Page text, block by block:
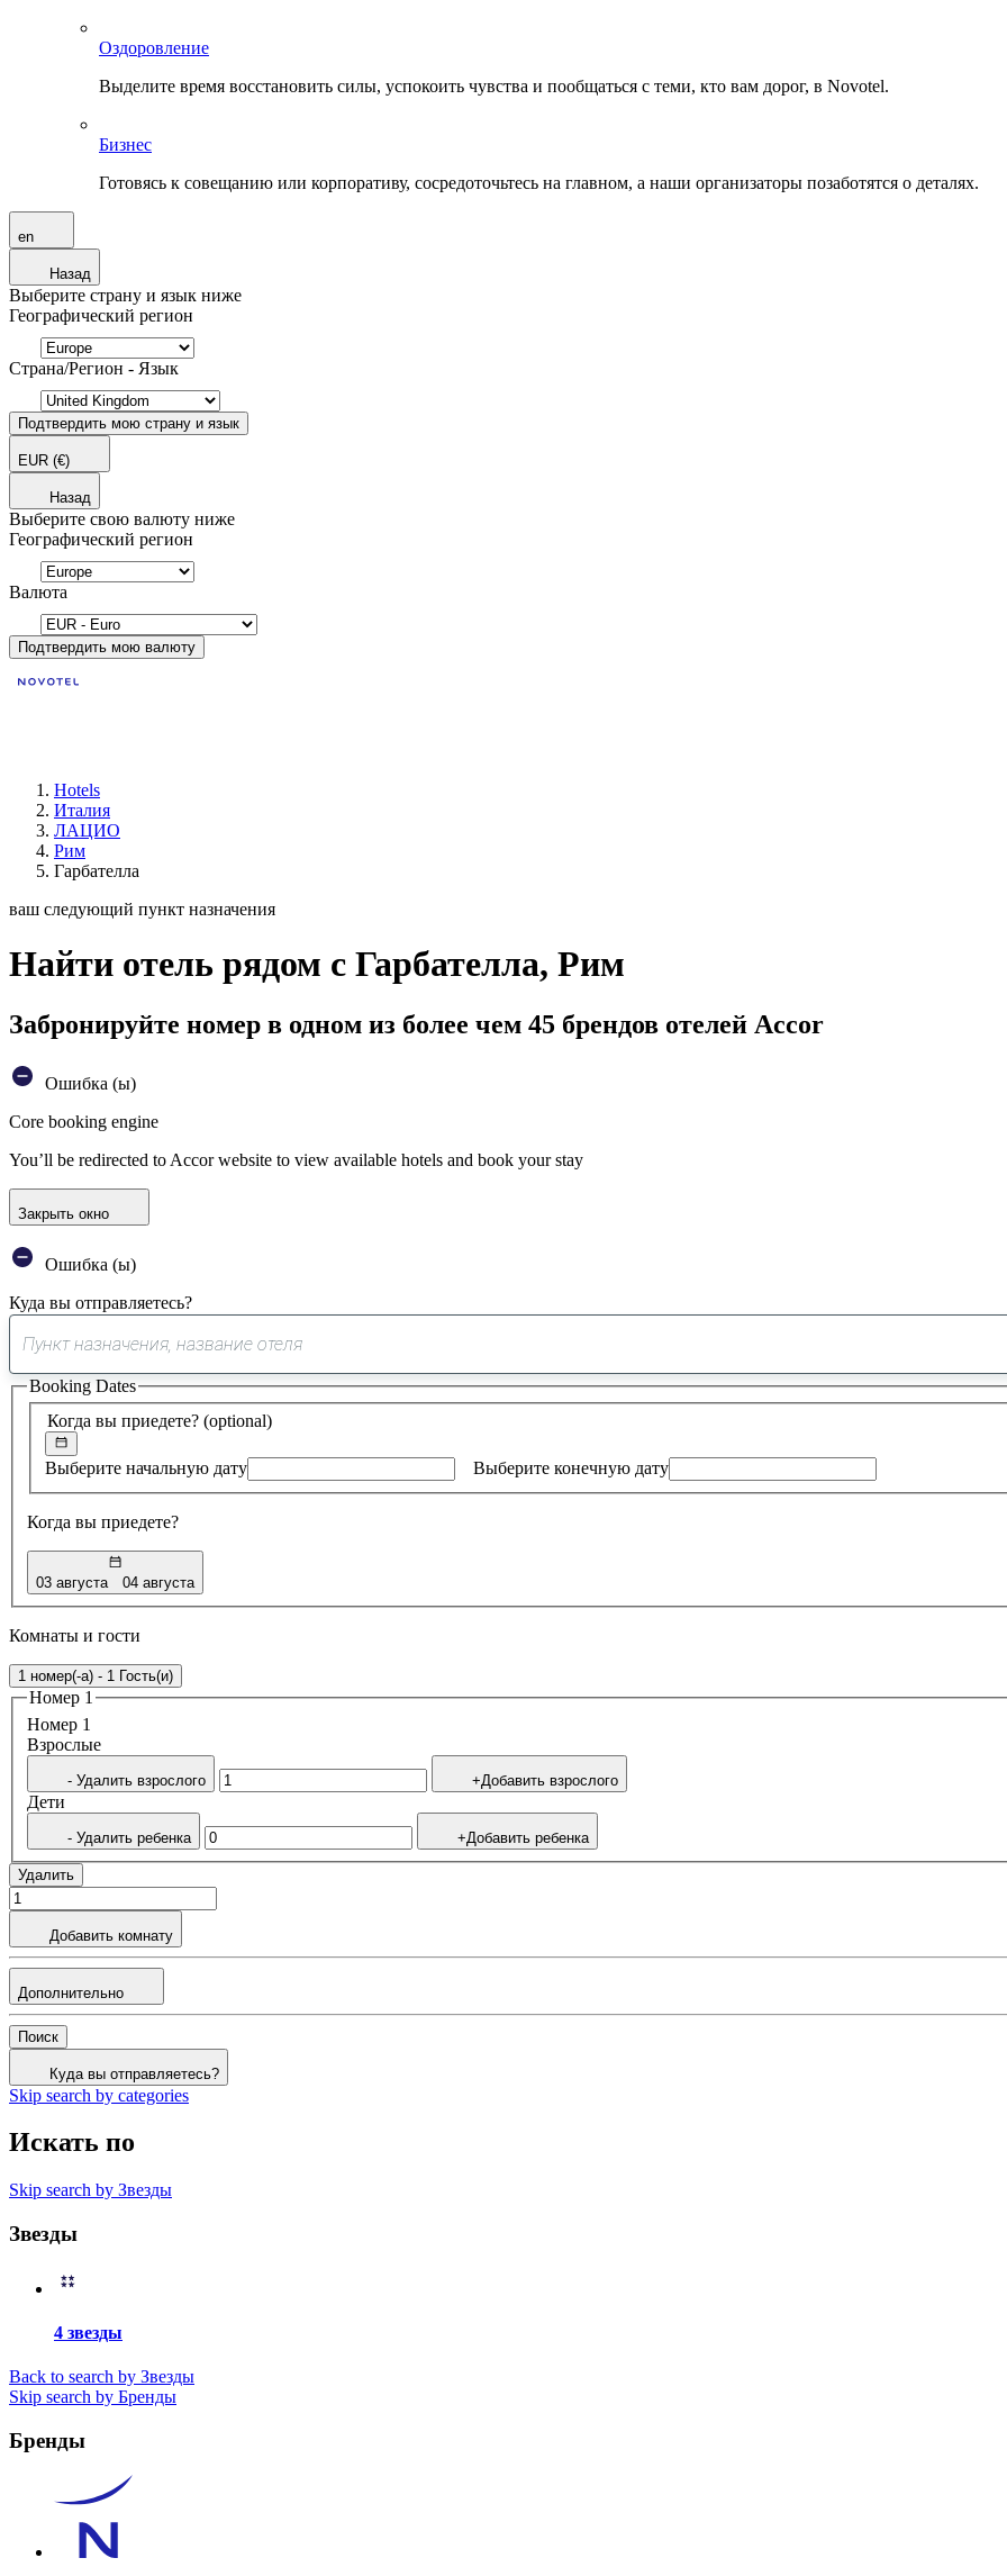
Оздоровление
Выделите время восстановить силы, успокоить чувства и пообщаться с теми, кто вам дорог, в Novotel.
Бизнес
Готовясь к совещанию или корпоративу, сосредоточьтесь на главном, а наши организаторы позаботятся о деталях.
en
Назад
Выберите страну и язык ниже
Географический регион
Страна/Регион - Язык
Подтвердить мою страну и язык
EUR (€)
Назад
Выберите свою валюту ниже
Географический регион
Валюта
Подтвердить мою валюту
Hotels
Италия
ЛАЦИО
Рим
Гарбателла
ваш следующий пункт назначения
Найти отель рядом с Гарбателла, Рим
Забронируйте номер в одном из более чем 45 брендов отелей Accor
Ошибка (ы)
Core booking engine
You’ll be redirected to Accor website to view available hotels and book your stay
Закрыть окно
Ошибка (ы)
Куда вы отправляетесь?
предложение
найдено
Когда вы приедете? (optional)
Выберите начальную дату Выберите конечную дату
Когда вы приедете?
03 августа 04 августа
Booking Dates
Комнаты и гости
1 номер(-а) - 1 Гость(и)
Номер 1
Номер 1
Bзрослые
- Удалить взрослого +Добавить взрослого
Дети
- Удалить ребенка +Добавить ребенка
Удалить
Добавить комнату
Дополнительно
Поиск
Куда вы отправляетесь?
Skip search by categories
Искать по
Skip search by Звезды
Звезды
4 звезды
Back to search by Звезды
Skip search by Бренды
Бренды